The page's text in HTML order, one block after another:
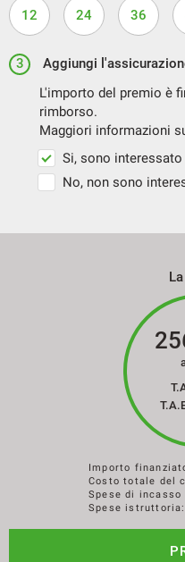
12 24 36
3
Aggiungi
L'importo del premio è
rimborso.
Maggiori informazioni
Si, sono interessato
No, non sono
Importo
Costo totale del
Spese di incasso
Spese